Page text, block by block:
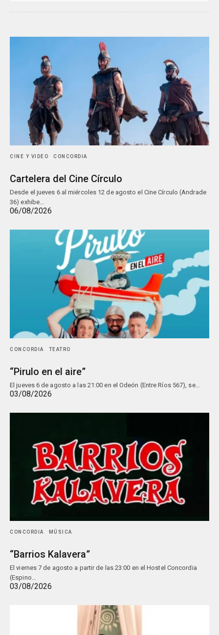
CINE Y VIDEO CONCORDIA
Cartelera del Cine Círculo
Desde el jueves 6 al miércoles 12 de agosto el Cine Círculo (Andrade
36) exhibe…
06/08/2026
CONCORDIA TEATRO
“Pirulo en el aire”
El jueves 6 de agosto a las 21:00 en el Odeón (Entre Ríos 567), se…
03/08/2026
CONCORDIA MÚSICA
“Barrios Kalavera”
El viernes 7 de agosto a partir de las 23:00 en el Hostel Concordia
(Espino…
03/08/2026